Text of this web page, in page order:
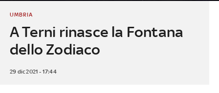
A Terni rinasce la Fontana
dello Zodiaco
UMBRIA
29 dic 2021 - 17:44